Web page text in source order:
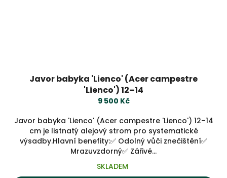
Javor babyka 'Lienco' (Acer campestre
'Lienco') 12–14
9 500 Kč
Javor babyka 'Lienco' (Acer campestre 'Lienco') 12–14
cm je listnatý alejový strom pro systematické
výsadby.Hlavní benefity:✅ Odolný vůči znečištění✅
Mrazuvzdorný✅ Zářivé...
SKLADEM